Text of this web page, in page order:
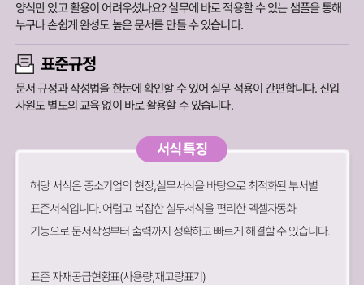
양식만 있고 활용이 어려우셨나요? 실무에 바로 적용할 수 있는 샘플을 통해
누구나 손쉽게 완성도 높은 문서를 만들 수 있습니다.
표준규정
문서 규정과 작성법을 한눈에 확인할 수 있어 실무 적용이 간편합니다. 신입
사원도 별도의 교육 없이 바로 활용할 수 있습니다.
서식 특징
해당 서식은 중소기업의 현장,실무서식을 바탕으로 최적화된 부서별
표준서식입니다. 어렵고 복잡한 실무서식을 편리한 엑셀자동화
기능으로 문서작성부터 출력까지 정확하고 빠르게 해결할 수 있습니다.
표준 자재공급현황표(사용량,재고량표기)